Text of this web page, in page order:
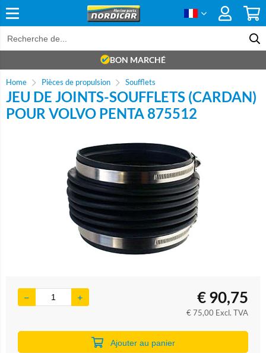
BON MARCHÉ
Home Pièces de propulsion Soufflets
JEU DE JOINTS-SOUFFLETS (CARDAN)
POUR VOLVO PENTA 875512
€90,75
€75,00 Excl. TVA
Ajouter au panier